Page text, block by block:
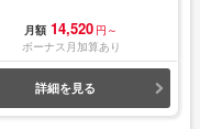
月額 14,520 円～
ボーナス月加算あり
詳細を見る